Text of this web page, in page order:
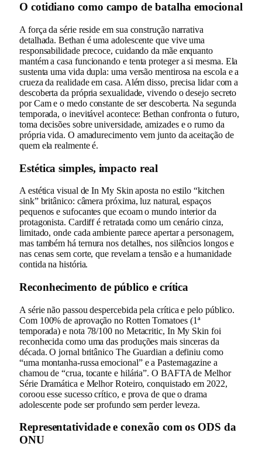
O cotidiano como campo de batalha emocional
A força da série reside em sua construção narrativa
detalhada. Bethan é uma adolescente que vive uma
responsabilidade precoce, cuidando da mãe enquanto
mantém a casa funcionando e tenta proteger a si mesma. Ela
sustenta uma vida dupla: uma versão mentirosa na escola e a
crueza da realidade em casa. Além disso, precisa lidar com a
descoberta da própria sexualidade, vivendo o desejo secreto
por Cam e o medo constante de ser descoberta. Na segunda
temporada, o inevitável acontece: Bethan confronta o futuro,
toma decisões sobre universidade, amizades e o rumo da
própria vida. O amadurecimento vem junto da aceitação de
quem ela realmente é.
Estética simples, impacto real
A estética visual de In My Skin aposta no estilo “kitchen
sink” britânico: câmera próxima, luz natural, espaços
pequenos e sufocantes que ecoam o mundo interior da
protagonista. Cardiff é retratada como um cenário cinza,
limitado, onde cada ambiente parece apertar a personagem,
mas também há ternura nos detalhes, nos silêncios longos e
nas cenas sem corte, que revelam a tensão e a humanidade
contida na história.
Reconhecimento de público e crítica
A série não passou despercebida pela crítica e pelo público.
Com 100% de aprovação no Rotten Tomatoes (1ª
temporada) e nota 78/100 no Metacritic, In My Skin foi
reconhecida como uma das produções mais sinceras da
década. O jornal britânico The Guardian a definiu como
“uma montanha-russa emocional” e a Pastemagazine a
chamou de “crua, tocante e hilária”. O BAFTA de Melhor
Série Dramática e Melhor Roteiro, conquistado em 2022,
coroou esse sucesso crítico, e prova de que o drama
adolescente pode ser profundo sem perder leveza.
Representatividade e conexão com os ODS da
ONU